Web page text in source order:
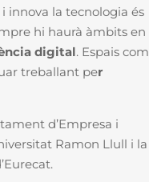
innova la tecnologia és
hi haurà àmbits en
digital. Espais com
treballant per
d’Empresa i
Ramon Llull i la